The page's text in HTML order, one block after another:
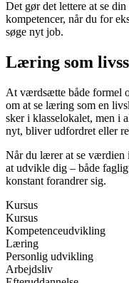
Det gør det lettere at se
kompetencer, når du for
søge nyt job.
Læring som
At værdsætte både formel
om at se læring som en
sker i klasselokalet, men i
nyt, bliver udfordret eller
Når du lærer at se værdien
at udvikle dig – både
konstant forandrer sig.
Kursus
Kursus
Kompetenceudvikling
Læring
Personlig udvikling
Arbejdsliv